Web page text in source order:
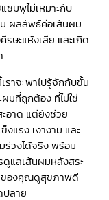
ชมพูไม่เหมาะกับ
ผลลัพธ์คือเส้นผม
รษะแห้งเสีย และเกิด
ราจะพาไปรู้จักกับขั้น
มที่ถูกต้อง ที่ไม่ใช่
อาด แต่ยังช่วย
งแรง เงางาม และ
วงได้จริง พร้อม
ดูแลเส้นผมหลังสระ
ของคุณดูสุขภาพดี
ปลาย